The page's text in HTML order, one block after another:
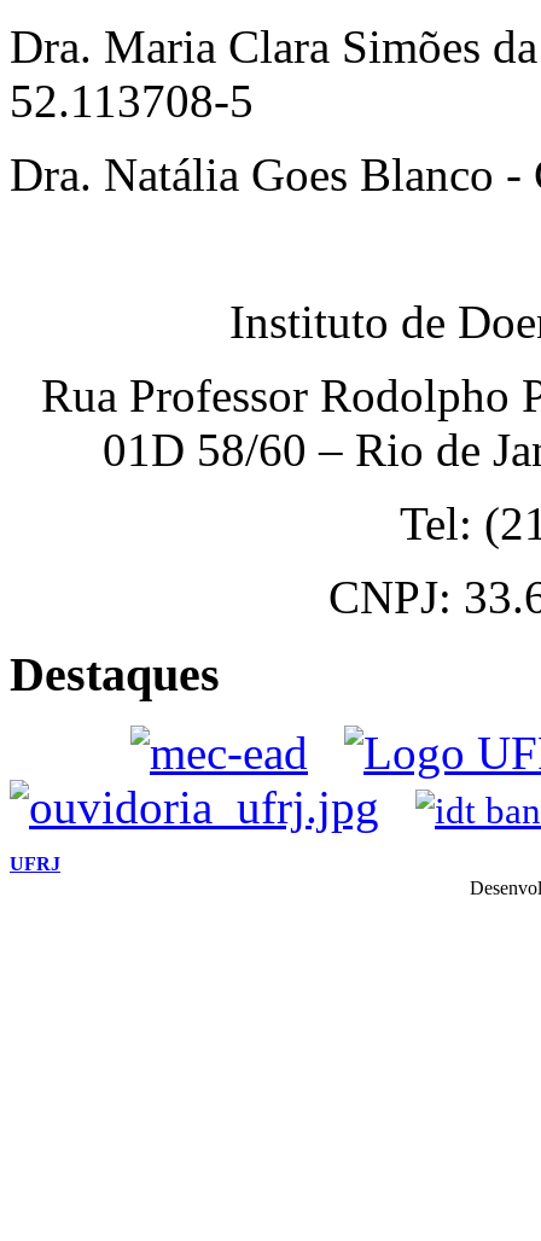
Dra. Maria Clara Simões
52.113708-5
Dra. Natália Goes Blanco
Instituto de
Rua Professor Rodolpho
01D 58/60 – Rio de
Tel:
CNPJ:
Destaques
UFRJ